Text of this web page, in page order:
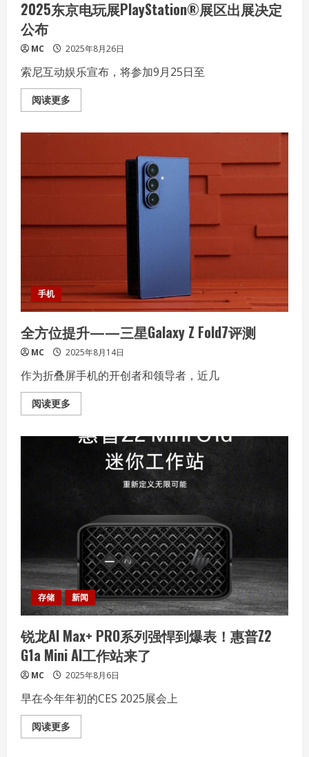
香
电
带
进
西
安
京
Mall
曲
店
2025东京电玩展PlayStation®展区出展决定
公布
MC 2025年8月26日
索尼互动娱乐宣布，将参加9月25日至
阅读更多Read
more
展
展
手机
全方位提升——三星Galaxy Z Fold7评测
MC 2025年8月14日
作为折叠屏手机的开创者和领导者，近几
阅读更多Read
more
方
Fold7
存储 新闻
锐龙AI Max+ PRO系列强悍到爆表！惠普Z2
G1a Mini AI工作站来了
MC 2025年8月6日
早在今年年初的CES 2025展会上
阅读更多Read
more